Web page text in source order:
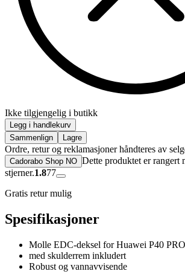
Ikke tilgjengelig i butikk
Legg i handlekurv
Sammenlign
Lagre
Ordre, retur og reklamasjoner håndteres av
Cadorabo Shop NO Dette produktet er rangert
stjerner.1.877
Gratis retur mulig
Spesifikasjoner
Molle EDC-deksel for Huawei P40
med skulderrem inkludert
Robust og vannavvisende